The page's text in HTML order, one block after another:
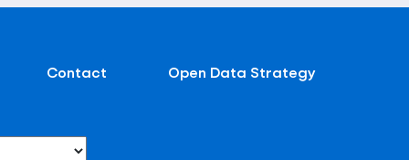
Contact Open Data Strategy